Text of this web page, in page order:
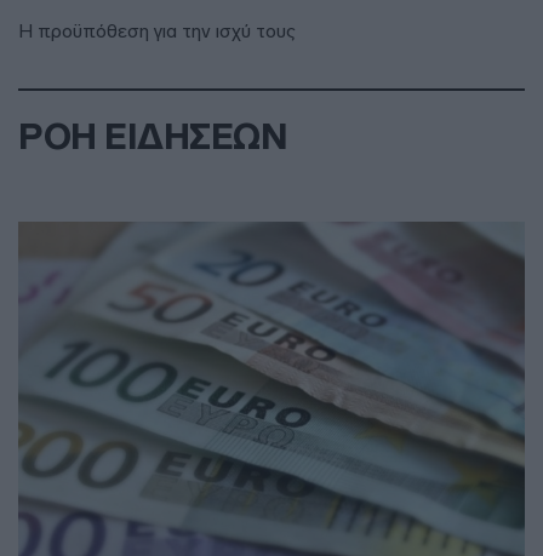
Η προϋπόθεση για την ισχύ τους
ΡΟΗ ΕΙΔΗΣΕΩΝ